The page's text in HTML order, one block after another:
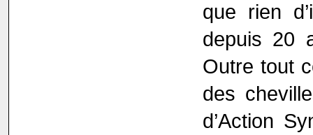
que rien
depuis 20
Outre tout
des
d’Action